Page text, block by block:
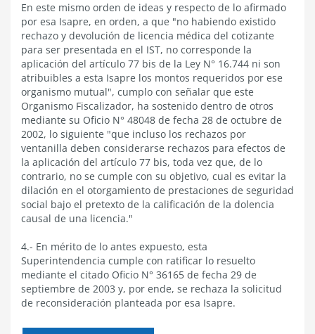
En este mismo orden de ideas y respecto de lo afirmado
por esa Isapre, en orden, a que "no habiendo existido
rechazo y devolución de licencia médica del cotizante
para ser presentada en el IST, no corresponde la
aplicación del artículo 77 bis de la Ley N° 16.744 ni son
atribuibles a esta Isapre los montos requeridos por ese
organismo mutual", cumplo con señalar que este
Organismo Fiscalizador, ha sostenido dentro de otros
mediante su Oficio N° 48048 de fecha 28 de octubre de
2002, lo siguiente "que incluso los rechazos por
ventanilla deben considerarse rechazos para efectos de
la aplicación del artículo 77 bis, toda vez que, de lo
contrario, no se cumple con su objetivo, cual es evitar la
dilación en el otorgamiento de prestaciones de seguridad
social bajo el pretexto de la calificación de la dolencia
causal de una licencia."
4.- En mérito de lo antes expuesto, esta
Superintendencia cumple con ratificar lo resuelto
mediante el citado Oficio N° 36165 de fecha 29 de
septiembre de 2003 y, por ende, se rechaza la solicitud
de reconsideración planteada por esa Isapre.